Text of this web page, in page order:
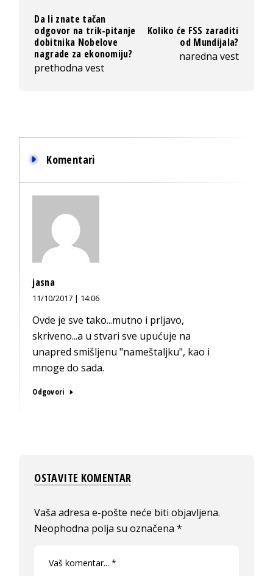
Da li znate tačan
odgovor na trik-pitanje
dobitnika Nobelove
nagrade za ekonomiju?
prethodna vest
Koliko će FSS zaraditi
od Mundijala?
naredna vest
Komentari
jasna
11/10/2017 | 14:06
Ovde je sve tako...mutno i prljavo,
skriveno...a u stvari sve upućuje na
unapred smišljenu "nameštaljku", kao i
mnoge do sada.
Odgovori
OSTAVITE KOMENTAR
Vaša adresa e-pošte neće biti objavljena.
Neophodna polja su označena*